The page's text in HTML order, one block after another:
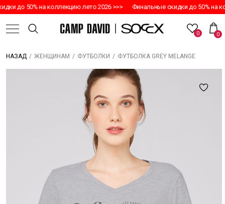
до 50% на коллекцию лето 2026 >>> Финальные скидки до 50% на
0 0
НАЗАД / ЖЕНЩИНАМ / ФУТБОЛКИ / ФУТБОЛКА GREY MELANGE